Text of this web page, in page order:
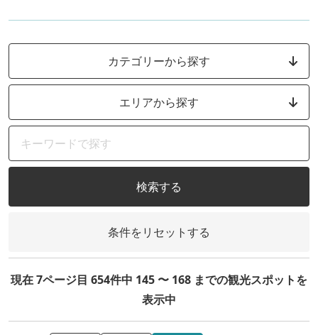
カテゴリーから探す
エリアから探す
検索する
条件をリセットする
現在 7ページ目 654件中 145 〜 168 までの観光スポットを
表示中